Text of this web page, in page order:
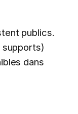
publics.
supports)
dans